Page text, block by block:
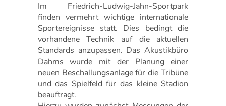
Im Friedrich-Ludwig-Jahn-Sportpark
finden vermehrt wichtige internationale
Sportereignisse statt. Dies bedingt die
vorhandene Technik auf die aktuellen
Standards anzupassen. Das Akustikbüro
Dahms wurde mit der Planung einer
neuen Beschallungsanlage für die Tribüne
und das Spielfeld für das kleine Stadion
beauftragt.